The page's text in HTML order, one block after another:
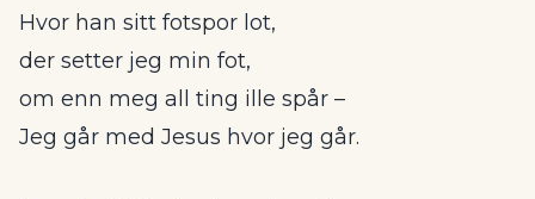
Hvor han sitt fotspor lot,
der setter jeg min fot,
om enn meg all ting ille spår –
Jeg går med Jesus hvor jeg går.